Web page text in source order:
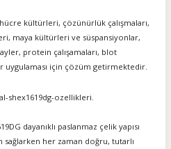
kültürleri, çözünürlük çalışmaları,
maya kültürleri ve süspansiyonlar,
protein çalışamaları, blot
için çözüm getirmektedir.
dayanıklı paslanmaz çelik yapısı
sağlarken her zaman doğru, tutarlı